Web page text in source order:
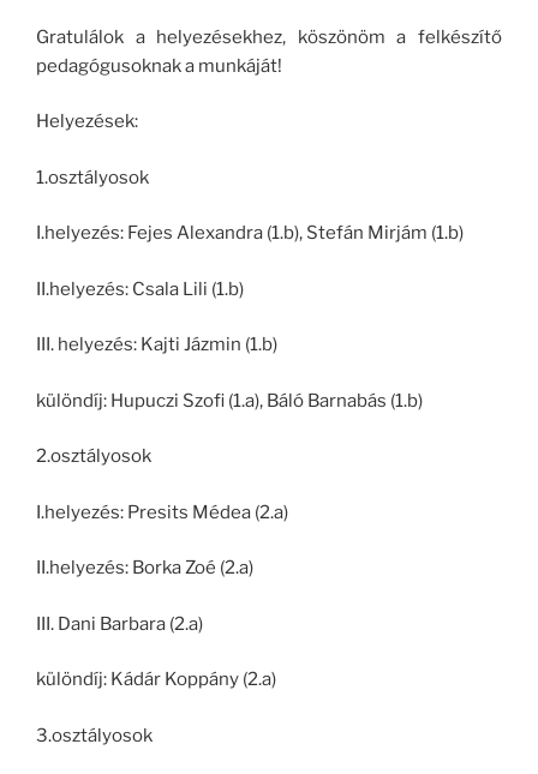
Gratulálok a helyezésekhez, köszönöm a felkészítő
pedagógusoknak a munkáját!
Helyezések:
1.osztályosok
I.helyezés: Fejes Alexandra (1.b), Stefán Mirjám (1.b)
II.helyezés: Csala Lili (1.b)
III. helyezés: Kajti Jázmin (1.b)
különdíj: Hupuczi Szofi (1.a), Báló Barnabás (1.b)
2.osztályosok
I.helyezés: Presits Médea (2.a)
II.helyezés: Borka Zoé (2.a)
III. Dani Barbara (2.a)
különdíj: Kádár Koppány (2.a)
3.osztályosok